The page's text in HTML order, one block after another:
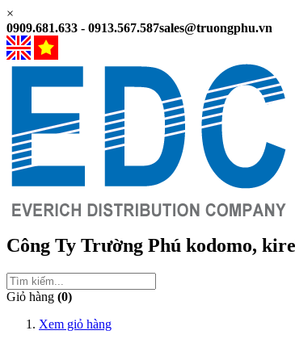
×
0909.681.633 - 0913.567.587sales@truongphu.vn
Công Ty Trường Phú kodomo,
Giỏ hàng (0)
Xem giỏ hàng